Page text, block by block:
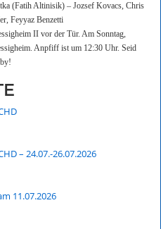
(Fatih Altinisik) – Jozsef Kovacs, Chris
Feyyaz Benzetti
II vor der Tür. Am Sonntag,
Anpfiff ist um 12:30 Uhr. Seid
– 24.07.-26.07.2026
11.07.2026